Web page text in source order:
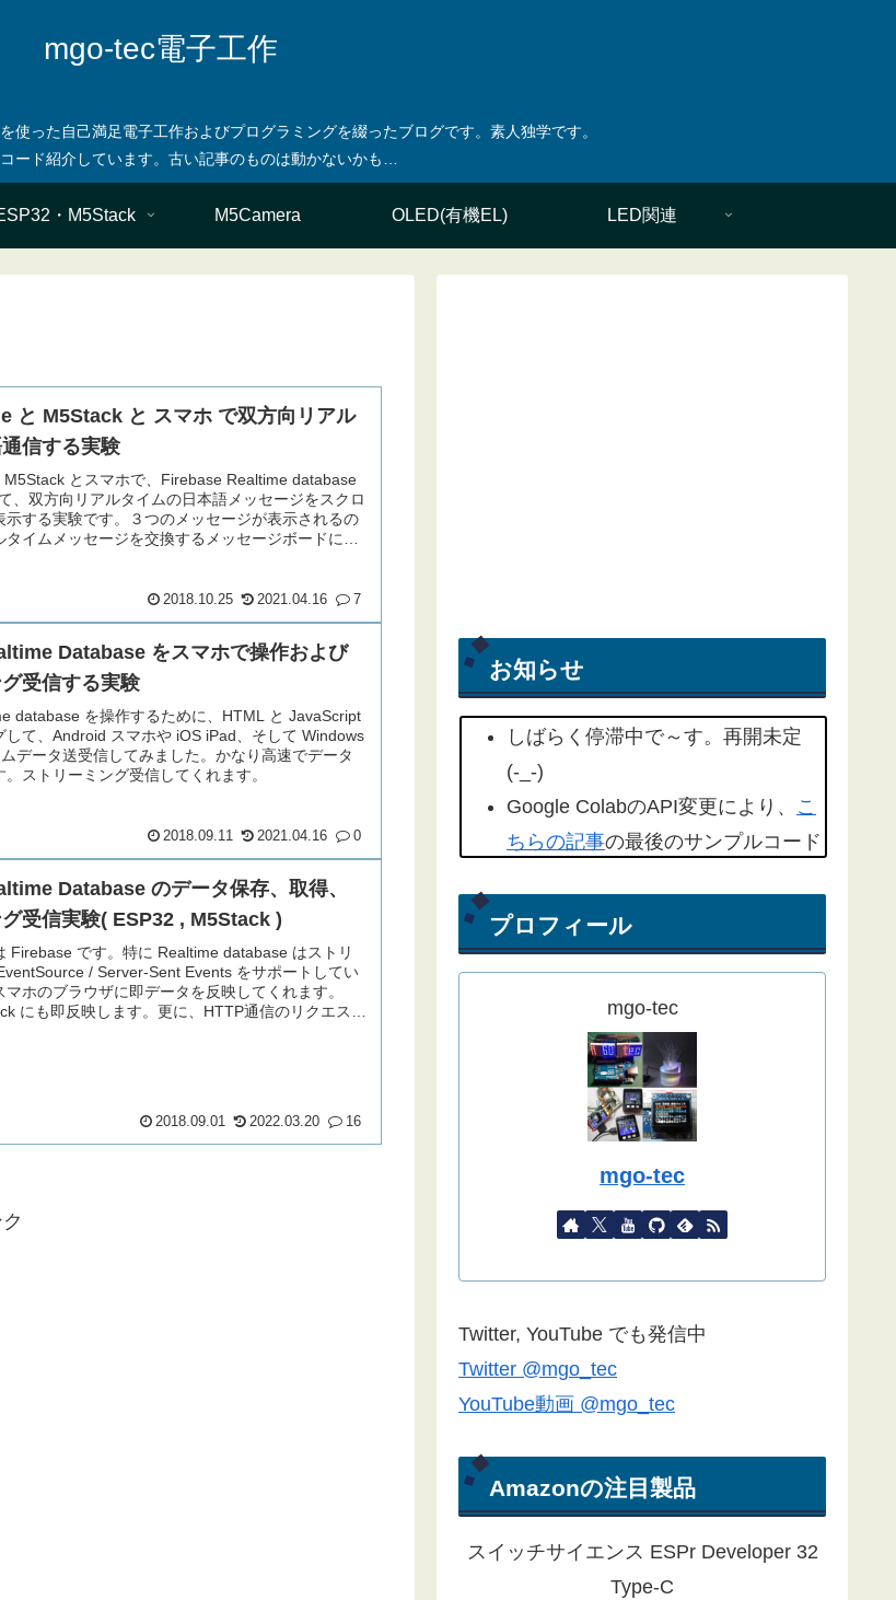
mgo-tec電子工作
使った自己満足電子工作およびプログラミングを綴ったブログです。素人独学です。
・M5Stack M5Camera OLED(有機EL) LED関連
と M5Stack と スマホ で双方向リアル
信する実験
とスマホで、Firebase Realtime database
、双方向リアルタイムの日本語メッセージをスクロ
示する実験です。３つのメッセージが表示されるの
イムメッセージを交換するメッセージボードにな
2018.10.25 2021.04.16 7
Database をスマホで操作および
受信する実験
database を操作するために、HTML と JavaScript
して、Android スマホや iOS iPad、そして Windows
データ送受信してみました。かなり高速でデータ
ストリーミング受信してくれます。
2018.09.11 2021.04.16 0
Database のデータ保存、取得、
受信実験( ESP32 , M5Stack )
Firebase です。特に Realtime database はストリ
/ Server-Sent Events をサポートしてい
ホのブラウザに即データを反映してくれます。
にも即反映します。更に、HTTP通信のリクエスト
2018.09.01 2022.03.20 16
お知らせ
しばらく停滞中で～す。再開未定
(-_-)
Google ColabのAPI変更により、 こ
ちらの記事の最後のサンプルコード
こちらの記事
庁天気予報に変更したものを追記し
(2022/09/02)
こちらの記事をYahoo天気から気象
庁天気予報に変更したものを追記し
諸事情で記事更新停滞しています。
１年以上経過している記事が殆どな
Blynk2.0で双方向通信できない場合
はこちらの記事
ください(2022/06/24)
ん。ほとんどの記事が１年以上経過
している為、動作しないものもある
ことをご了承ください。
Yahoo RSS天気予報が配信終了し
プロフィール
mgo-tec
mgo-tec
Twitter, YouTube でも発信中
Twitter @mgo_tec
YouTube動画 @mgo_tec
Amazonの注目製品
スイッチサイエンス ESPr Developer 32
Type-C